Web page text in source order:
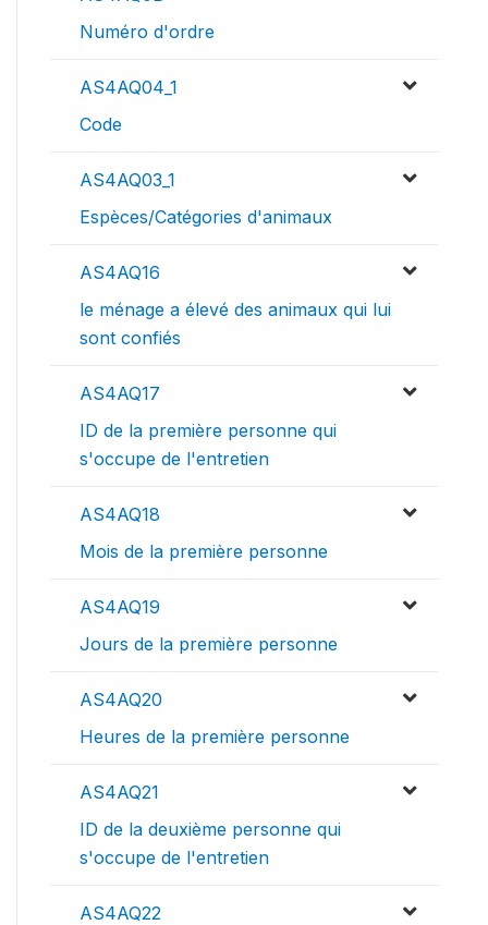
Numéro d'ordre
AS4AQ04_1
Code
AS4AQ03_1
Espèces/Catégories d'animaux
AS4AQ16
le ménage a élevé des animaux qui lui
sont confiés
AS4AQ17
ID de la première personne qui
s'occupe de l'entretien
AS4AQ18
Mois de la première personne
AS4AQ19
Jours de la première personne
AS4AQ20
Heures de la première personne
AS4AQ21
ID de la deuxième personne qui
s'occupe de l'entretien
AS4AQ22